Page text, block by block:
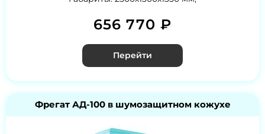
656 770 ₽
Перейти
Фрегат АД-100 в шумозащитном кожухе